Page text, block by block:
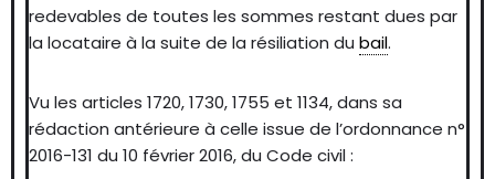
redevables de toutes les sommes restant dues par
la locataire à la suite de la résiliation du bail.
Vu les articles 1720, 1730, 1755 et 1134, dans sa
rédaction antérieure à celle issue de l’ordonnance n°
2016-131 du 10 février 2016, du Code civil :